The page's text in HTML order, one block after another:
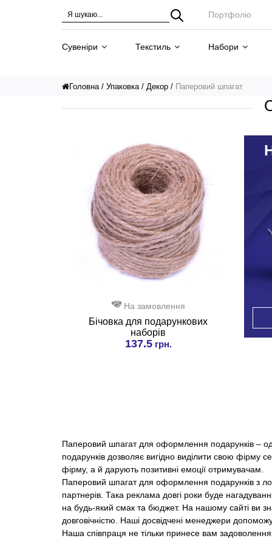
Портфоліо
Сувеніри Текстиль Набори
Головна Упаковка Декор Паперовий шпагат
На замовлення
Бічовка для подарункових
наборів
137.5 грн.
Паперовий шпагат для оформлення подарунків –
подарунків дозволяє вигідно виділити свою фірму
фірму, а й дарують позитивні емоції отримувачам.
Паперовий шпагат для оформлення подарунків з
партнерів. Така реклама довгі роки буде
на будь-який смак та бюджет. На нашому сайті ви
довговічністю. Наші досвідчені менеджери
Наша співпраця не тільки принесе вам